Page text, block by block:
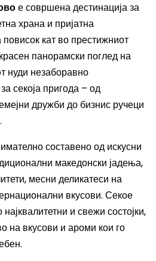
е совршена дестинација за
храна и пријатна
кат во престижниот
панорамски поглед на
нуди незаборавно
секоја пригода – од
дружби до бизнис ручеци
составено од искусни
македонски јадења,
месни деликатеси на
вкусови. Секое
и свежи состојки,
на вкусови и ароми кои го